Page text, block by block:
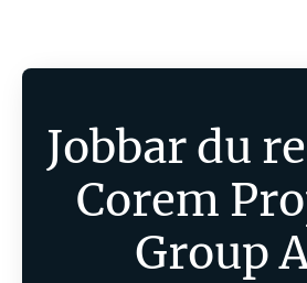
Jobbar du
Corem
Group